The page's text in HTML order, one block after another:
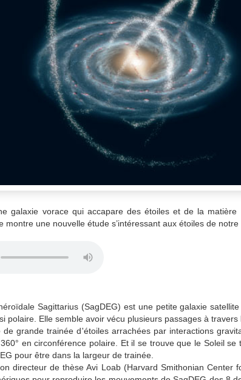
galaxie vorace qui accapare des étoiles et de la
montre une nouvelle étude s’intéressant aux étoiles de notre
Sagittarius (SagDEG) est une petite galaxie
polaire. Elle semble avoir vécu plusieurs passages à
grande trainée d'étoiles arrachées par interactions
en circonférence polaire. Et il se trouve que le Soleil se
pour être dans la largeur de trainée.
directeur de thèse Avi Loab (Harvard Smithonian Center